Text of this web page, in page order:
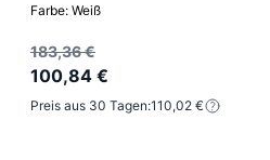
Farbe: Weiß
183,36 €
100,84 €
Preis aus 30 Tagen:110,02 €